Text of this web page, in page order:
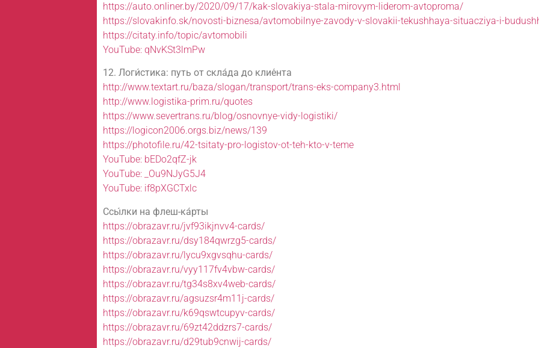
https://auto.onliner.by/2020/09/17/kak-slovakiya-stala-mirovym-liderom-avtoproma/
https://slovakinfo.sk/novosti-biznesa/avtomobilnye-zavody-v-slovakii-tekushhaya-situacziya-i-
https://citaty.info/topic/avtomobili
YouTube: qNvKSt3lmPw
12. Логи́стика: путь от скла́да до клие́нта
http://www.textart.ru/baza/slogan/transport/trans-eks-company3.html
http://www.logistika-prim.ru/quotes
https://www.severtrans.ru/blog/osnovnye-vidy-logistiki/
https://logicon2006.orgs.biz/news/139
https://photofile.ru/42-tsitaty-pro-logistov-ot-teh-kto-v-teme
YouTube: bEDo2qfZ-jk
YouTube: _Ou9NJyG5J4
YouTube: if8pXGCTxlc
Ссы́лки на флеш-ка́рты
https://obrazavr.ru/jvf93ikjnvv4-cards/
https://obrazavr.ru/dsy184qwrzg5-cards/
https://obrazavr.ru/lycu9xgvsqhu-cards/
https://obrazavr.ru/vyy117fv4vbw-cards/
https://obrazavr.ru/tg34s8xv4web-cards/
https://obrazavr.ru/agsuzsr4m11j-cards/
https://obrazavr.ru/k69qswtcupyv-cards/
https://obrazavr.ru/69zt42ddzrs7-cards/
https://obrazavr.ru/d29tub9cnwij-cards/